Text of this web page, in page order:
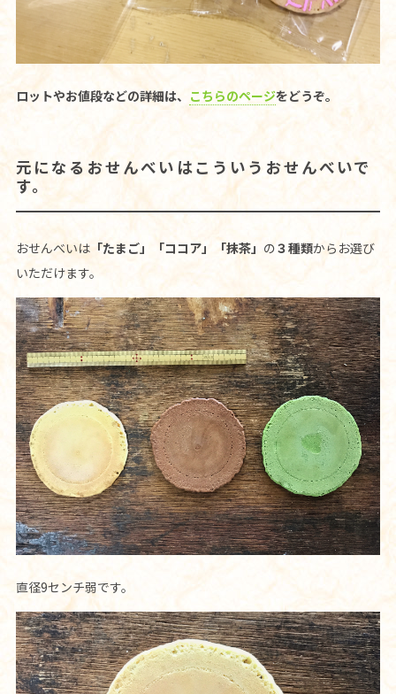
ロットやお値段などの詳細は、 こちらのページをどうぞ。
元になるおせんべいはこういうおせんべいで
す。
おせんべいは「たまご」「ココア」「抹茶」 の３種類からお選び
いただけます。
直径9センチ弱です。